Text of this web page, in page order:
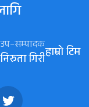
उप–सम्पादक
निरुता गिरीहाम्रो टिम